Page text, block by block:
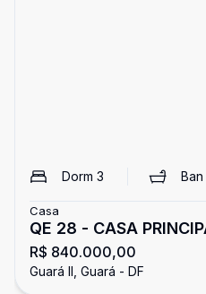
Dorm 3
Casa
QE 28 - CASA
EDÍCULA - 03
SUÍTE - ACEITA
R$ 840.000,00
Guará II, Guará - DF